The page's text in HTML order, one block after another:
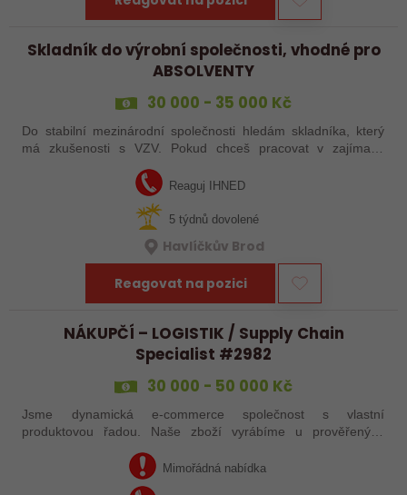
Skladník do výrobní společnosti, vhodné pro
ABSOLVENTY
30 000 - 35 000 Kč
Do stabilní mezinárodní společnosti hledám skladníka, který
má zkušenosti s VZV. Pokud chceš pracovat v zajímavé
společnosti v automotive průmyslu, tak neváhej a pošli mi svůj
Reaguj IHNED
5 týdnů dovolené
Havlíčkův Brod
Reagovat na pozici
NÁKUPČÍ – LOGISTIK / Supply Chain
Specialist #2982
30 000 - 50 000 Kč
Jsme dynamická e-commerce společnost s vlastní
produktovou řadou. Naše zboží vyrábíme u prověřených
republice i zahraničí. Stojíme před dalším…
Mimořádná nabídka